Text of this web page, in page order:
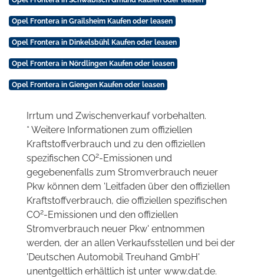
Opel Frontera in Grailsheim Kaufen oder leasen
Opel Frontera in Dinkelsbühl Kaufen oder leasen
Opel Frontera in Nördlingen Kaufen oder leasen
Opel Frontera in Giengen Kaufen oder leasen
Irrtum und Zwischenverkauf vorbehalten.
* Weitere Informationen zum offiziellen
Kraftstoffverbrauch und zu den offiziellen
spezifischen CO2-Emissionen und
gegebenenfalls zum Stromverbrauch neuer
Pkw können dem 'Leitfaden über den offiziellen
Kraftstoffverbrauch, die offiziellen spezifischen
CO2-Emissionen und den offiziellen
Stromverbrauch neuer Pkw' entnommen
werden, der an allen Verkaufsstellen und bei der
'Deutschen Automobil Treuhand GmbH'
unentgeltlich erhältlich ist unter www.dat.de.